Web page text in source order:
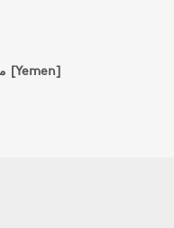
مركز دراسات والبحوث اليمني [Yemen]